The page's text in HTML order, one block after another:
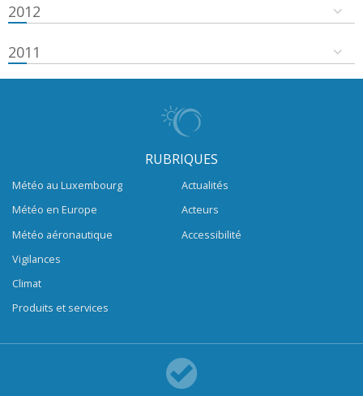
2012
2011
RUBRIQUES
Météo au Luxembourg
Météo en Europe
Météo aéronautique
Vigilances
Climat
Produits et services
Actualités
Acteurs
Accessibilité